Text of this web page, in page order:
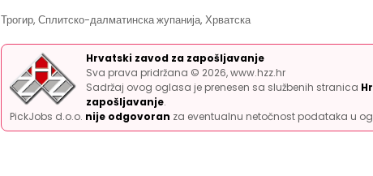
Трогир, Сплитско-далматинска жупанија, Хрватска
Hrvatski zavod za zapošljavanje
Sva prava pridržana © 2026, www.hzz.hr
Sadržaj ovog oglasa je prenesen sa službenih stranica
zapošljavanje.
PickJobs d.o.o. nije odgovoran za eventualnu netočnost podataka u